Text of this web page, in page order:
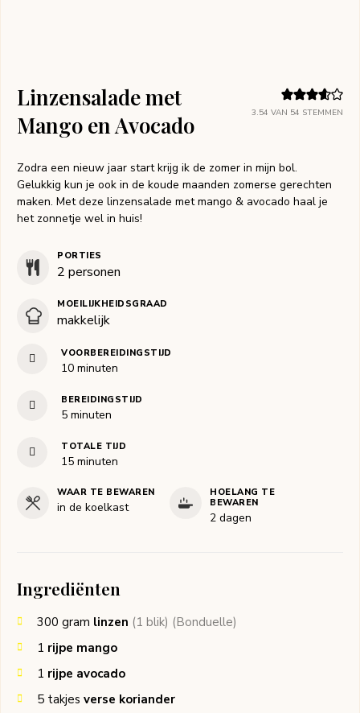
3.54 VAN 54 STEMMEN
Linzensalade met
Mango en Avocado
Zodra een nieuw jaar start krijg ik de zomer in mijn bol.
Gelukkig kun je ook in de koude maanden zomerse gerechten
maken. Met deze linzensalade met mango & avocado haal je
het zonnetje wel in huis!
PORTIES
2 personen
MOEILIJKHEIDSGRAAD
makkelijk
VOORBEREIDINGSTIJD
10minuten
minuten
BEREIDINGSTIJD
5minuten
minuten
TOTALE TIJD
15minuten
minuten
WAAR TE BEWAREN
in de koelkast
HOELANG TE
BEWAREN
2 dagen
Ingrediënten
300 gram linzen (1 blik) (Bonduelle)
1 rijpe mango
1 rijpe avocado
5 takjes verse koriander